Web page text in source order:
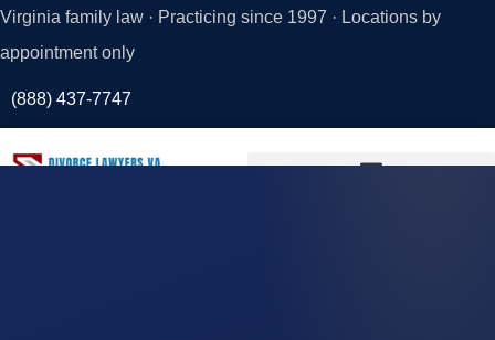
Virginia family law · Practicing since 1997 · Locations by
appointment only
(888) 437-7747